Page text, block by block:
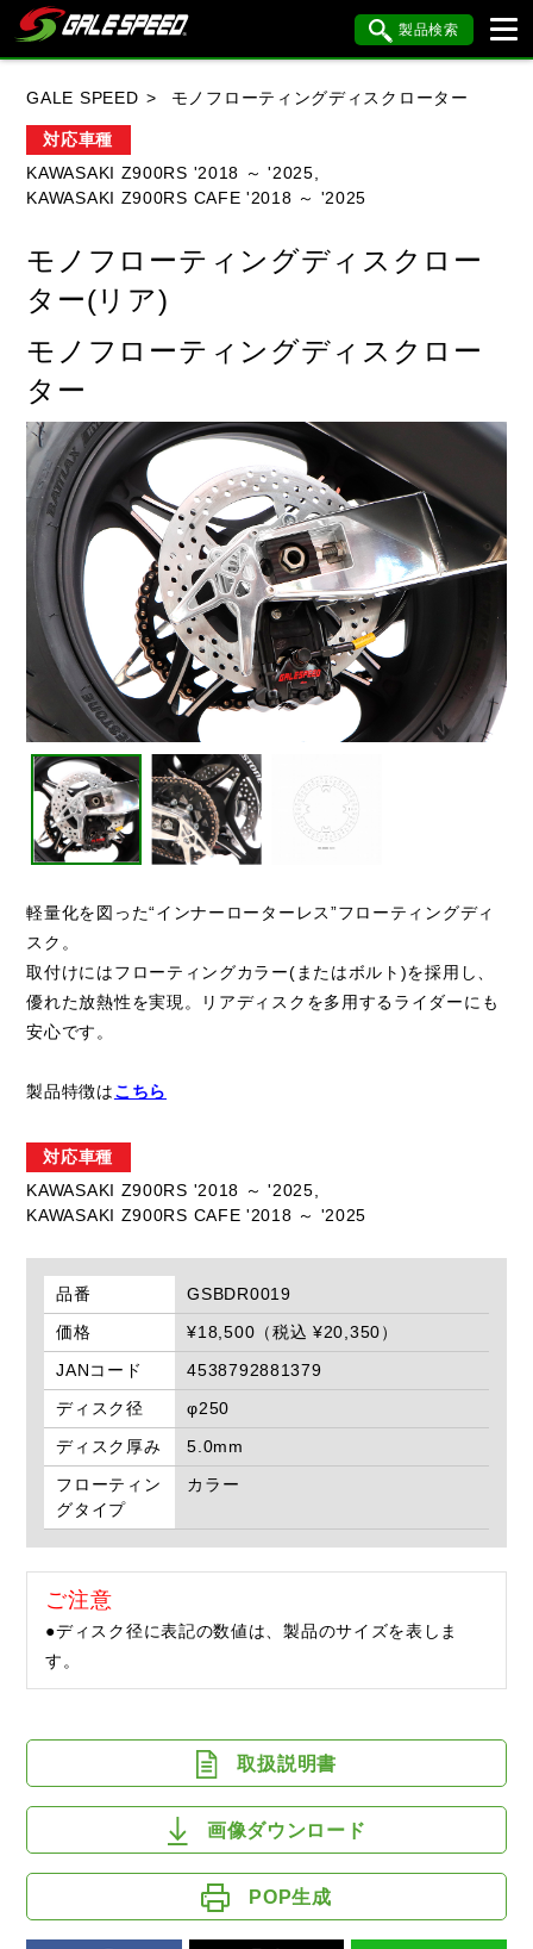
製品検索
KAWASAKI BMW DUCATI
HARLEY DAVIDSON
閉じる
GALE SPEED モノフローティングディスクローター
対応車種
KAWASAKI Z900RS '2018 ～ '2025,
KAWASAKI Z900RS CAFE '2018 ～ '2025
モノフローティングディスクロー
ター(リア)
モノフローティングディスクロー
ター
軽量化を図った“インナーローターレス”フローティングディ
スク。
取付けにはフローティングカラー(またはボルト)を採用し、
優れた放熱性を実現。リアディスクを多用するライダーにも
安心です。
製品特徴はこちら
対応車種
KAWASAKI Z900RS '2018 ～ '2025,
KAWASAKI Z900RS CAFE '2018 ～ '2025
品番
GSBDR0019
価格
¥18,500（税込 ¥20,350）
JANコード
4538792881379
ディスク径
φ250
ディスク厚み
5.0mm
フローティン
グタイプ
カラー
ご注意
●ディスク径に表記の数値は、製品のサイズを表しま
す。
取扱説明書
画像ダウンロード
POP生成